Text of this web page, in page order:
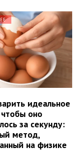
идеальное
оно
за секунду:
метод,
на физике